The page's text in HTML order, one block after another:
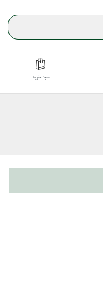
سبد خريد